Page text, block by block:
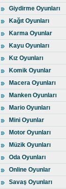
Giydirme Oyunları
Kağıt Oyunları
Karma Oyunlar
Kayu Oyunları
Kız Oyunları
Komik Oyunlar
Macera Oyunları
Manken Oyunları
Mario Oyunları
Mini Oyunlar
Motor Oyunları
Müzik Oyunları
Oda Oyunları
Online Oyunlar
Savaş Oyunları